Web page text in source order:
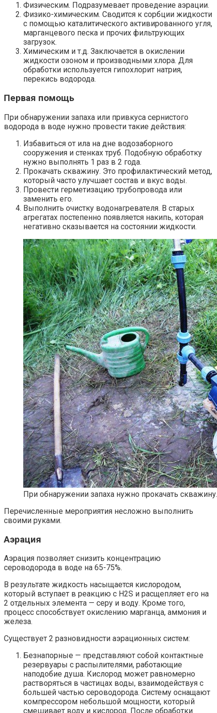
Физическим. Подразумевает проведение аэрации.
Физико-химическим. Сводится к сорбции жидкости
с помощью каталитического активированного угля,
марганцевого песка и прочих фильтрующих
загрузок.
Химическим и т.д. Заключается в окислении
жидкости озоном и производными хлора. Для
обработки используется гипохлорит натрия,
перекись водорода.
Первая помощь
При обнаружении запаха или привкуса сернистого
водорода в воде нужно провести такие действия:
Избавиться от ила на дне водозаборного
сооружения и стенках труб. Подобную обработку
нужно выполнять 1 раз в 2 года.
Прокачать скважину. Это профилактический метод,
который часто улучшает состав и вкус воды.
Провести герметизацию трубопровода или
заменить его.
Выполнить очистку водонагревателя. В старых
агрегатах постепенно появляется накипь, которая
негативно сказывается на состоянии жидкости.
При обнаружении запаха нужно прокачать скважину.
Перечисленные мероприятия несложно выполнить
своими руками.
Аэрация
Аэрация позволяет снизить концентрацию
сероводорода в воде на 65-75%.
В результате жидкость насыщается кислородом,
который вступает в реакцию с H2S и расщепляет его на
2 отдельных элемента — серу и воду. Кроме того,
процесс способствует окислению марганца, аммония и
железа.
Существует 2 разновидности аэрационных систем:
Безнапорные — представляют собой контактные
резервуары с распылителями, работающие
наподобие душа. Кислород может равномерно
растворяться в частицах воды, взаимодействуя с
большей частью сероводорода. Систему оснащают
компрессором небольшой мощности, который
смешивает воду и кислород. После обработки